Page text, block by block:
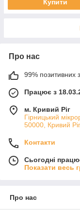
Купити
Про нас
99% позитивних з
Працює з
м. Кривий Ріг
Гірницький
50000, Кривий
Контакти
Сьогодні
Показати весь
Про нас